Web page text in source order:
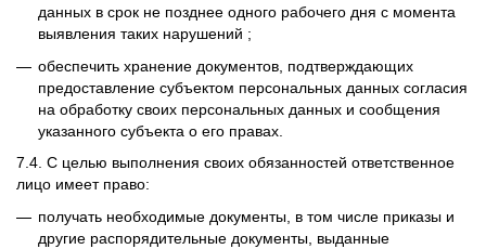
данных в срок не позднее одного рабочего дня с момента
выявления таких нарушений ;
обеспечить хранение документов, подтверждающих
предоставление субъектом персональных данных согласия
на обработку своих персональных данных и сообщения
указанного субъекта о его правах.
7.4. С целью выполнения своих обязанностей ответственное
лицо имеет право:
получать необходимые документы, в том числе приказы и
другие распорядительные документы, выданные